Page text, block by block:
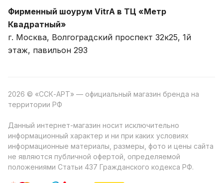
Фирменный шоурум VitrA в ТЦ «Метр
Квадратный»
г. Москва, Волгоградский проспект 32к25, 1й
этаж, павильон 293
2026 © «ССК-АРТ» — официальный магазин бренда на
территории РФ
Данный интернет-магазин носит исключительно
информационный характер и ни при каких условиях
информационные материалы, размеры, фото и цены сайта
не являются публичной офертой, определяемой
положениями Статьи 437 Гражданского кодекса РФ.